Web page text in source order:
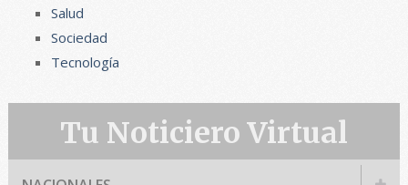
Salud
Sociedad
Tecnología
Tu Noticiero Virtual